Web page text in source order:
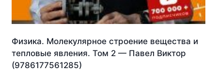
Физика. Молекулярное строение вещества и
тепловые явления. Том 2 — Павел Виктор
(9786177561285)